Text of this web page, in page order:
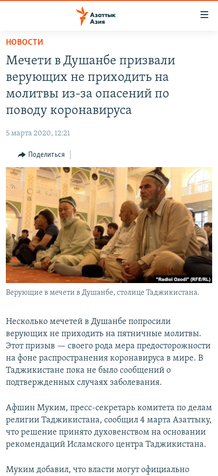
Вернуться
основному
содержанию
Вернутся
главной
Вернутся
поиску
ВОЙНА В УКРАИНЕ
КЫРГЫЗЧА
ЎЗБЕКЧА
ТОҶИКӢ
TÜRKMENÇE
ПОДПИШИТЕСЬ НА НАС В СОЦСЕТЯХ
Все сайты РСЕ/РС
НОВОСТИ
Мечети в Душанбе призвали
верующих не приходить на
молитвы из-за опасений по
поводу коронавируса
5 марта 2020, 12:21
Поделиться
Верующие в мечети в Душанбе, столице Таджикистана.
Несколько мечетей в Душанбе попросили
верующих не приходить на пятничные молитвы.
Этот призыв — своего рода мера предосторожности
на фоне распространения коронавируса в мире. В
Таджикистане пока не было сообщений о
подтвержденных случаях заболевания.
Афшин Муким, пресс-секретарь комитета по делам
религии Таджикистана, сообщил 4 марта Азаттыку,
что решение принято духовенством на основании
рекомендаций Исламского центра Таджикистана.
Муким добавил, что власти могут официально